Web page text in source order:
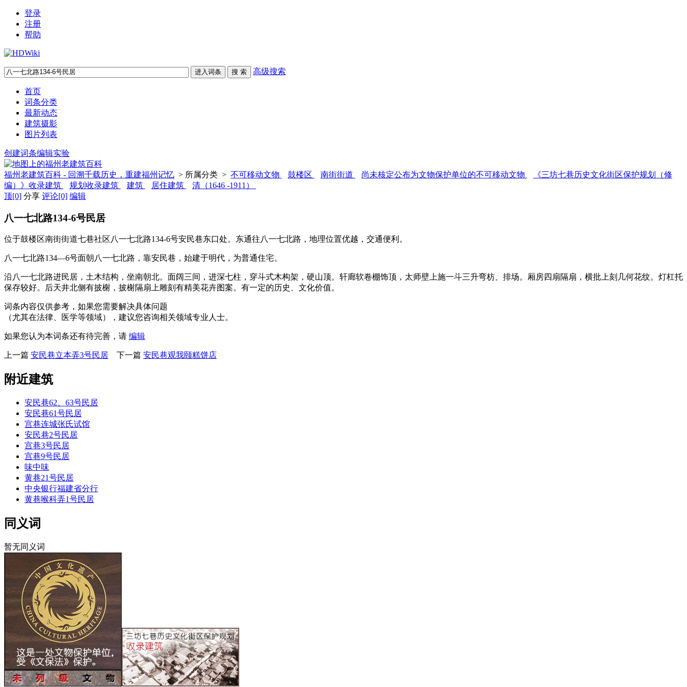
登录
注册
帮助
高级搜索
首页
词条分类
最新动态
建筑摄影
图片列表
创建词条编辑实验
福州老建筑百科 - 回溯千载历史，重建福州记忆 > 所属分类 > 不可移动文物 鼓楼区 南街街道 尚未核定公布为文物保护单位的不可移动文物
《三坊七巷历史文化街区保护规划（修
编）》收录建筑
规划收录建筑 建筑 居住建筑
清（1646 -1911）
顶[0] 分享 评论[0] 编辑
八一七北路134-6号民居
位于鼓楼区南街街道七巷社区八一七北路134-6号安民巷东口处。东通往八一七北路，地理位置优越，交通便利。
八一七北路134—6号面朝八一七北路，靠安民巷，始建于明代，为普通住宅。
沿八一七北路进民居，土木结构，坐南朝北。面阔三间，进深七柱，穿斗式木构架，硬山顶。轩廊软卷棚饰顶，太师壁上施一斗三升弯枋、排场。厢房四扇隔扇，横批上刻几何花纹。灯杠托
保存较好。后天井北侧有披榭，披榭隔扇上雕刻有精美花卉图案。有一定的历史、文化价值。
词条内容仅供参考，如果您需要解决具体问题
（尤其在法律、医学等领域），建议您咨询相关领域专业人士。
如果您认为本词条还有待完善，请 编辑
上一篇 安民巷立本弄3号民居 下一篇 安民巷观我颐糕饼店
附近建筑
安民巷62、63号民居
安民巷61号民居
宫巷连城张氏试馆
安民巷2号民居
宫巷3号民居
宫巷9号民居
味中味
黄巷21号民居
中央银行福建省分行
黄巷喉科弄1号民居
同义词
暂无同义词